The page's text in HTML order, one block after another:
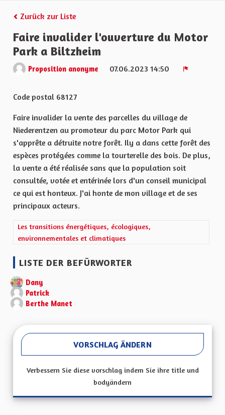
Zurück zur Liste
Faire invalider l'ouverture du Motor
Park a Biltzheim
Proposition anonyme
07.06.2023 14:50
Code postal 68127
Faire invalider la vente des parcelles du village de
Niederentzen au promoteur du parc Motor Park qui
s'apprête a détruite notre forêt. Ily a dans cette forêt des
espèces protégées comme la tourterelle des bois. De plus,
la vente a été réalisée sans que la population soit
consultée, votée et entérinée lors d'un conseil municipal
ce qui est honteux. J'ai honte de mon village et de ses
principaux acteurs.
Ergebnisse nach Kategorie filtern: Les transitions énergétiques,
Les transitions énergétiques, écologiques,
environnementales et climatiques
LISTE DER BEFÜRWORTER
Dany
Patrick
Berthe Manet
VORSCHLAG ÄNDERN
Verbessern Sie diese vorschlag indem Sie ihre title und
bodyändern